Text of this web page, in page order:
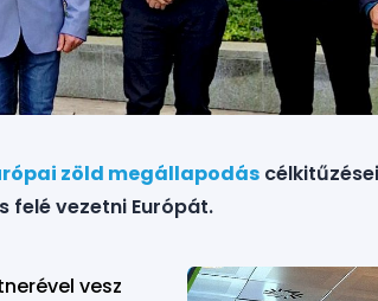
zöld megállapodás
vezetni Európát.
vesz